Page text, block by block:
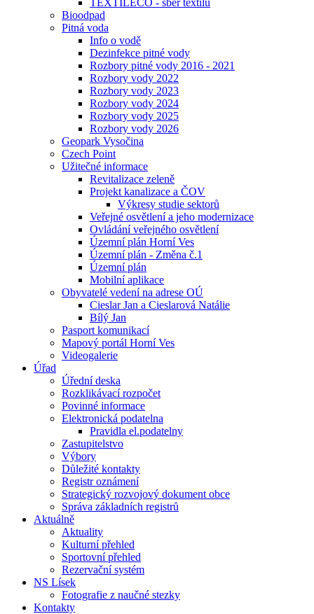
TEXTILECO - sběr textilu
Bioodpad
Pitná voda
Info o vodě
Dezinfekce pitné vody
Rozbory pitné vody 2016 - 2021
Rozbory vody 2022
Rozbory vody 2023
Rozbory vody 2024
Rozbory vody 2025
Rozbory vody 2026
Geopark Vysočina
Czech Point
Užitečné informace
Revitalizace zeleně
Projekt kanalizace a ČOV
Výkresy studie sektorů
Veřejné osvětlení a jeho modernizace
Ovládání veřejného osvětlení
Územní plán Horní Ves
Územní plán - Změna č.1
Územní plán
Mobilní aplikace
Obyvatelé vedení na adrese OÚ
Cieslar Jan a Cieslarová Natálie
Bílý Jan
Pasport komunikací
Mapový portál Horní Ves
Videogalerie
Úřad
Úřední deska
Rozklikávací rozpočet
Povinné informace
Elektronická podatelna
Pravidla el.podatelny
Zastupitelstvo
Výbory
Důležité kontakty
Registr oznámení
Strategický rozvojový dokument obce
Správa základních registrů
Aktuálně
Aktuality
Kulturní přehled
Sportovní přehled
Rezervační systém
NS Lísek
Fotografie z naučné stezky
Kontakty